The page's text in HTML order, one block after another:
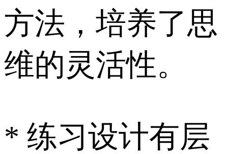
方法，培养了思
维的灵活性。
* 练习设计有层